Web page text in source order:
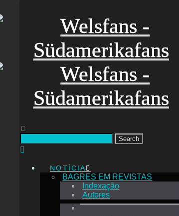
Search
NOTÍCIA
BAGRES EM REVISTAS
Indexação
Autores